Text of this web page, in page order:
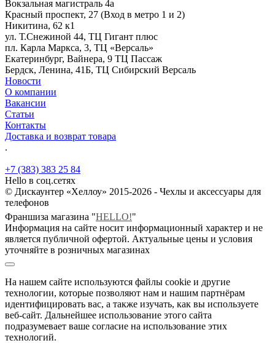
Вокзальная магистраль 4а
Красный проспект, 27 (Вход в метро 1 и 2)
Никитина, 62 к1
ул. Т.Снежиной 44, ТЦ Гигант плюс
пл. Карла Маркса, 3, ТЦ «Версаль»
Екатеринбург, Вайнера, 9 ТЦ Пассаж
Бердск, Ленина, 41Б, ТЦ Сибирский Версаль
Новости
О компании
Вакансии
Статьи
Контакты
Доставка и возврат товара
.
+7 (383) 383 25 84
Hello в соц.сетях
© Дискаунтер «Хеллоу» 2015-2026 - Чехлы и аксессуары для
телефонов
Франшиза магазина "HELLO!"
Информация на сайте носит информационный характер и не
является публичной офертой. Актуальные цены и условия
уточняйте в розничных магазинах
На нашем сайте используются файлы cookie и другие
технологии, которые позволяют нам и нашим партнёрам
идентифицировать вас, а также изучать, как вы используете
веб-сайт. Дальнейшее использование этого сайта
подразумевает ваше согласие на использование этих
технологий.